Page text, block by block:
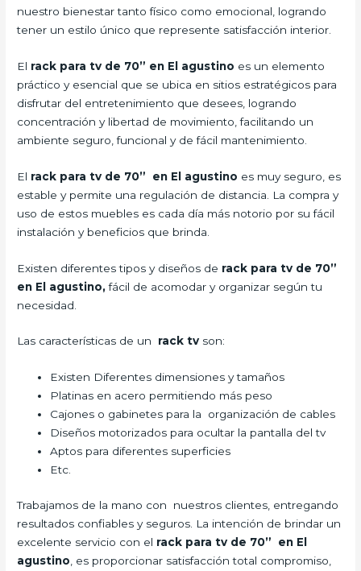
nuestro bienestar tanto físico como emocional, logrando
tener un estilo único que represente satisfacción interior.
El rack para tv de 70” en El agustino es un elemento
práctico y esencial que se ubica en sitios estratégicos para
disfrutar del entretenimiento que desees, logrando
concentración y libertad de movimiento, facilitando un
ambiente seguro, funcional y de fácil mantenimiento.
El rack para tv de 70” en El agustino es muy seguro, es
estable y permite una regulación de distancia. La compra y
uso de estos muebles es cada día más notorio por su fácil
instalación y beneficios que brinda.
Existen diferentes tipos y diseños de rack para tv de 70”
en El agustino,fácil de acomodar y organizar según tu
necesidad.
Las características de un rack tv son:
Existen Diferentes dimensiones y tamaños
Platinas en acero permitiendo más peso
Cajones o gabinetes para la organización de cables
Diseños motorizados para ocultar la pantalla del tv
Aptos para diferentes superficies
Etc.
Trabajamos de la mano con nuestros clientes, entregando
resultados confiables y seguros. La intención de brindar un
excelente servicio con el rack para tv de 70” en El
agustino , es proporcionar satisfacción total compromiso,